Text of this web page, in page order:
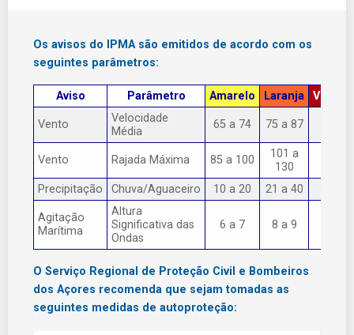
Os avisos do IPMA são emitidos de acordo com os
seguintes parâmetros:
Aviso Parâmetro Amarelo Laranja
Vento
Velocidade
Média
65 a 74 75 a 87
Vento Rajada Máxima 85 a 100
101 a
130
Precipitação Chuva/Aguaceiro 10 a 20 21 a 40
Agitação
Marítima
Altura
Significativa das
Ondas
6 a 7 8 a 9
O Serviço Regional de Proteção Civil e Bombeiros
dos Açores recomenda que sejam tomadas as
seguintes medidas de autoproteção: